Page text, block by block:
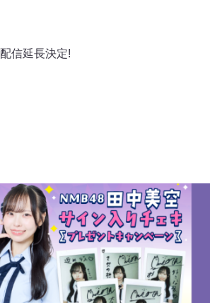
配信延長決定!